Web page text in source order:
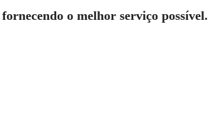
o melhor serviço possível.